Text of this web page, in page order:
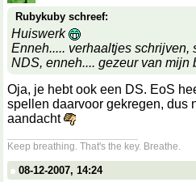
Rubykuby schreef:
Huiswerk
Enneh..... verhaaltjes schrijven,
NDS, enneh.... gezeur van mijn
Oja, je hebt ook een DS. EoS
spellen daarvoor gekregen, dus
aandacht
Keep breathing. That's the key. Breathe.
08-12-2007, 14:24